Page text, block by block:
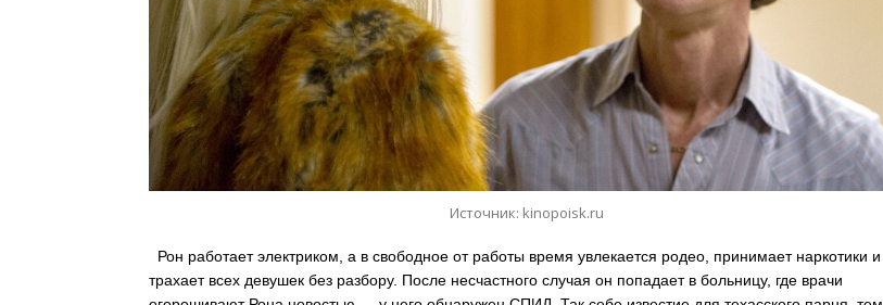
Источник: kinopoisk.ru
Рон работает электриком, а в свободное от работы время увлекается родео, принимает наркотики и
трахает всех девушек без разбору. После несчастного случая он попадает в больницу, где врачи